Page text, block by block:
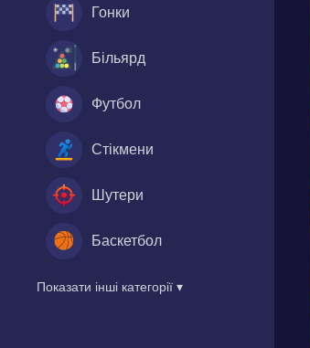
Гонки
Більярд
Футбол
Стікмени
Шутери
Баскетбол
Показати інші категорії ▾